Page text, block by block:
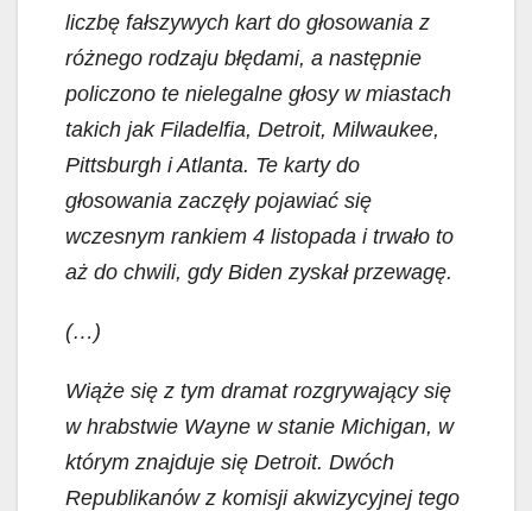
liczbę fałszywych kart do głosowania z
różnego rodzaju błędami, a następnie
policzono te nielegalne głosy w miastach
takich jak Filadelfia, Detroit, Milwaukee,
Pittsburgh i Atlanta. Te karty do
głosowania zaczęły pojawiać się
wczesnym rankiem 4 listopada i trwało to
aż do chwili, gdy Biden zyskał przewagę.
(…)
Wiąże się z tym dramat rozgrywający się
w hrabstwie Wayne w stanie Michigan, w
którym znajduje się Detroit. Dwóch
Republikanów z komisji akwizycyjnej tego